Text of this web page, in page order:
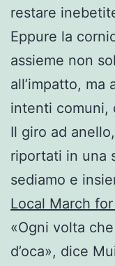
restare
Eppure la
assieme non
all’impatto,
intenti comuni,
Il giro ad
riportati in una
sediamo e
Local March for
«Ogni volta
d’oca», dice